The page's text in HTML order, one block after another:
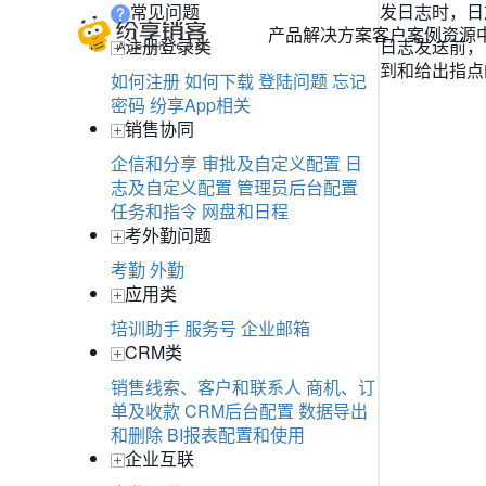
产品解决方案客户案例资源
常见问题
注册登录类
如何注册如何下载登陆问题 忘记
密码 纷享App相关
销售协同
企信和分享 审批及自定义配置 日
志及自定义配置 管理员后台配置
任务和指令 网盘和日程
考外勤问题
考勤外勤
应用类
培训助手 服务号 企业邮箱
CRM类
销售线索、客户和联系人 商机、订
单及收款CRM后台配置 数据导出
和删除 BI报表配置和使用
企业互联
发日志时，
日志发送前
到和给出指